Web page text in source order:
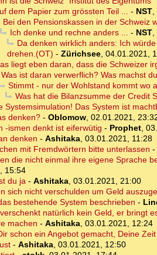
dem Papier zum grössten Teil ... - NST,
Bei den Pensionskassen in der Schweiz
Ich denke und rechne anders ... - NST,
Da denken wirklich anders: Ich
drehen.(OT) - Zürichsee, 04.01.2021,
liegt eben daran, dass die Schweizer
Was ist daran verwerflich? Was machst
Stimmt - nur der Wohlstand kommt wo
Was hat die Bilanzsumme der Credit
Systemsimulation! Das System ist
denken?- Oblomow, 02.01.2021,
-ismen denkt ist eiferwütig - Prophet,
denken - Ashitaka, 03.01.2021, 11:28
mit Fremdwörtern bitte unterlassen -
die nicht einmal ihre eigene Sprache
15:54
du ja- Ashitaka, 03.01.2021, 21:00
sich nicht verschulden um Geld
bestehende System beschrieben -
natürlich kein Geld, er bringt
machen - Ashitaka, 03.01.2021, 12:24
schon ein Angebot gemacht, Deine
- Ashitaka, 03.01.2021, 12:50